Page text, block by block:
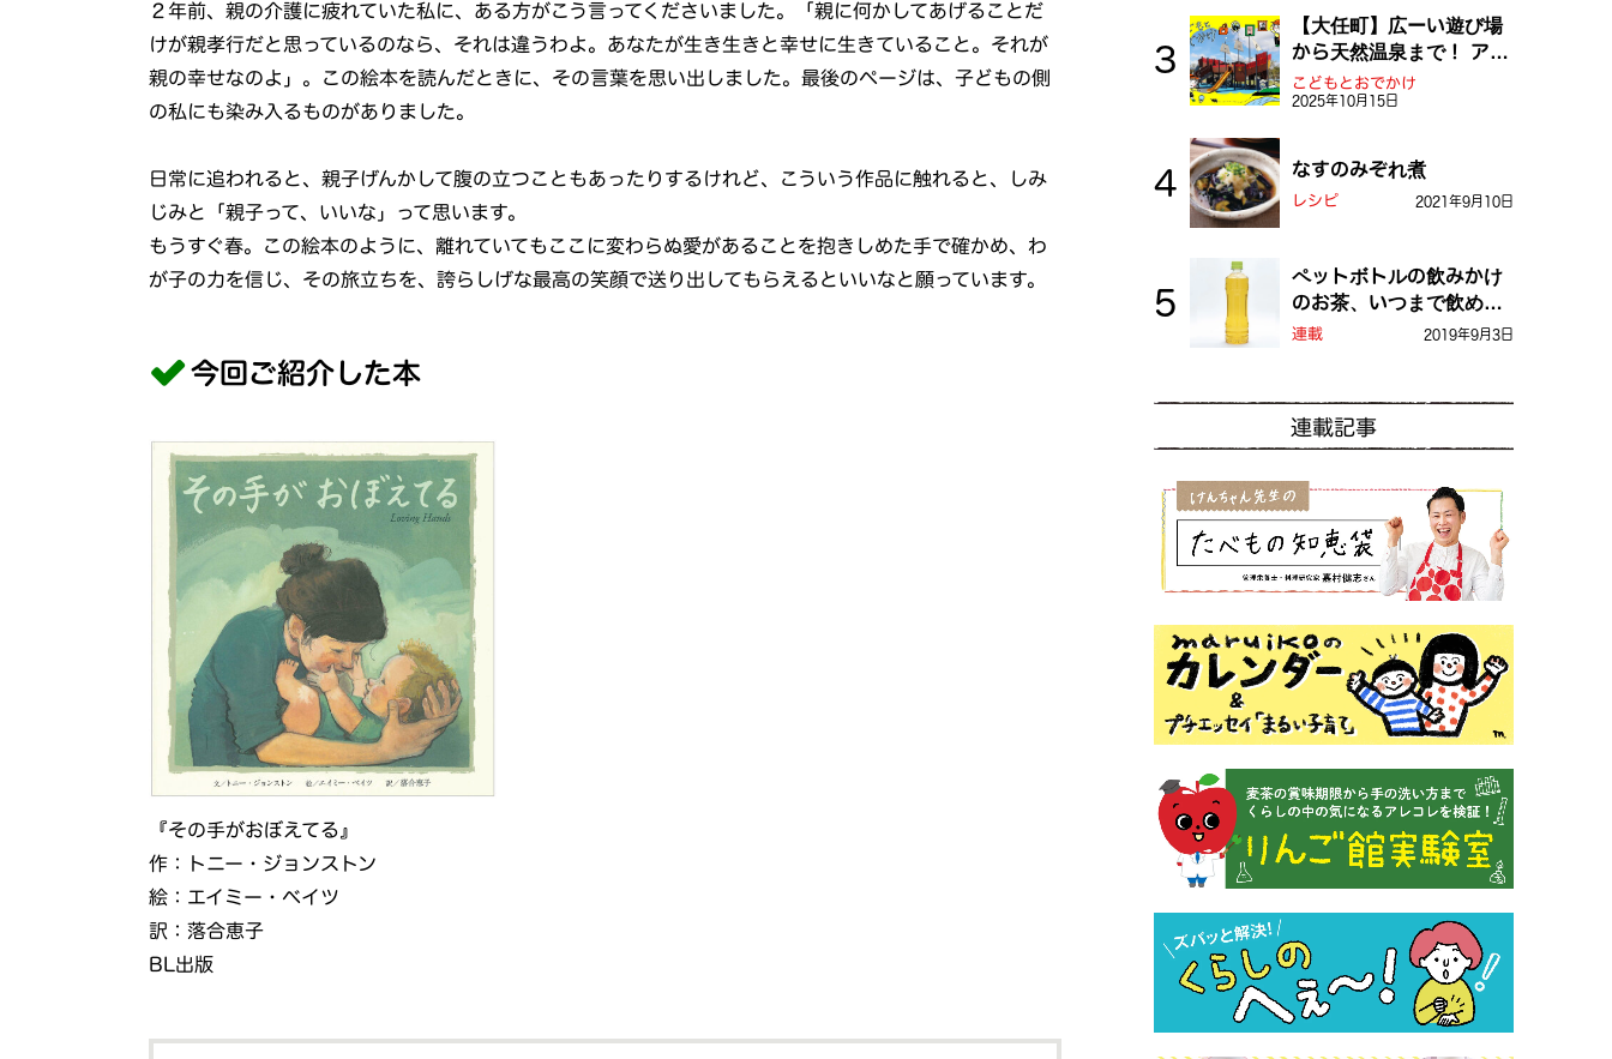
２年前、親の介護に疲れていた私に、ある方がこう言ってくださいました。「親に何かしてあげることだ
けが親孝行だと思っているのなら、それは違うわよ。あなたが生き生きと幸せに生きていること。それが
親の幸せなのよ」。この絵本を読んだときに、その言葉を思い出しました。最後のページは、子どもの側
の私にも染み入るものがありました。
日常に追われると、親子げんかして腹の立つこともあったりするけれど、こういう作品に触れると、しみ
じみと「親子って、いいな」って思います。
もうすぐ春。この絵本のように、離れていてもここに変わらぬ愛があることを抱きしめた手で確かめ、わ
が子の力を信じ、その旅立ちを、誇らしげな最高の笑顔で送り出してもらえるといいなと願っています。
今回ご紹介した本
『その手がおぼえてる』
作：トニー・ジョンストン
絵：エイミー・ベイツ
訳：落合恵子
BL出版
【大任町】広ーい遊び場
から天然温泉まで！ アミ
ューズメントな道の駅・
おおとう桜街道
こどもとおでかけ
2025年10月15日
なすのみぞれ煮
レシピ 2021年9月10日
ペットボトルの飲みかけ
のお茶、いつまで飲め
る？
連載 2019年9月3日
連載記事